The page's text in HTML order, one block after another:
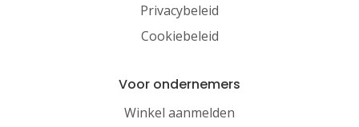
Privacybeleid
Cookiebeleid
Voor ondernemers
Winkel aanmelden